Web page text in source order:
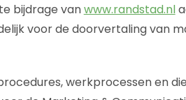
bijdrage vanwww.randstad.nl
voor de doorvertaling van
werkprocessen en